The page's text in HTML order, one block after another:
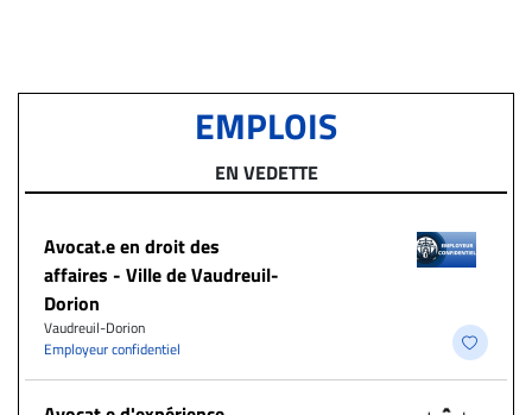
EMPLOIS
EN VEDETTE
Avocat.e en droit des
affaires - Ville de Vaudreuil-
Dorion
Vaudreuil-Dorion
Employeur confidentiel